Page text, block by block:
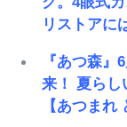
リストアに
『あつ森』
来！ 夏らし
【あつまれ